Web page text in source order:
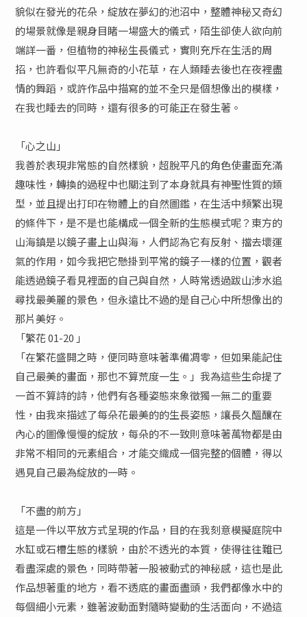
貌似在發光的花朵，綻放在夢幻的池沼中，整體神秘又奇幻
的場景就像是親身目睹一場盛大的儀式，陌生卻使人欲向前
端詳一番，但植物的神秘生長儀式，實則充斥在生活的周
招，也許看似平凡無奇的小花草，在人類睡去後也在夜裡盡
情的舞蹈，或許作品中描寫的並不全只是個想像出的模樣，
在我也睡去的同時，還有很多的可能正在發生著。
「心之山」
我善於表現非常態的自然樣貌，超脫平凡的角色使畫面充滿
趣味性，轉換的過程中也關注到了本身就具有神聖性質的類
型，並且提出打印在物體上的自然圖鑑，在生活中頻繁出現
的條件下，是不是也能構成一個全新的生態模式呢？東方的
山海鎮是以鏡子畫上山與海，人們認為它有反射、擋去壞運
氣的作用，如今我把它懸掛到平常的鏡子一樣的位置，觀者
能透過鏡子看見裡面的自己與自然，人時常透過跋山涉水追
尋找最美麗的景色，但永遠比不過的是自己心中所想像出的
那片美好。
「繁花 01-20 」
「在繁花盛開之時，便同時意味著準備凋零，但如果能記住
自己最美的畫面，那也不算荒度一生。」我為這些生命提了
一首不算詩的詩，他們有各種姿態來象徵獨一無二的重要
性，由我來描述了每朵花最美的的生長姿態，讓長久醞釀在
內心的圖像慢慢的綻放，每朵的不一致則意味著萬物都是由
非常不相同的元素組合，才能交織成一個完整的個體，得以
遇見自己最為綻放的一時。
「不盡的前方」
這是一件以平放方式呈現的作品，目的在我刻意模擬庭院中
水缸或石槽生態的樣貌，由於不透光的本質，使得往往難已
看盡深處的景色，同時帶著一股被動式的神秘感，這也是此
作品想著重的地方，看不透底的畫面盡頭，我們都像水中的
每個細小元素，雖著波動面對隨時變動的生活面向，不過這